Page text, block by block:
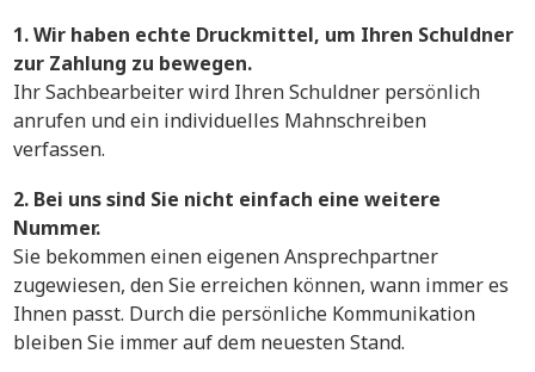
1. Wir haben echte Druckmittel, um Ihren Schuldner
zur Zahlung zu bewegen.
Ihr Sachbearbeiter wird Ihren Schuldner persönlich
anrufen und ein individuelles Mahnschreiben
verfassen.
2. Bei uns sind Sie nicht einfach eine weitere
Nummer.
Sie bekommen einen eigenen Ansprechpartner
zugewiesen, den Sie erreichen können, wann immer es
Ihnen passt. Durch die persönliche Kommunikation
bleiben Sie immer auf dem neuesten Stand.